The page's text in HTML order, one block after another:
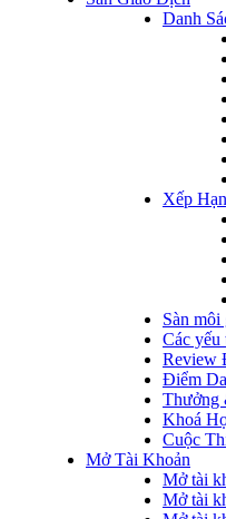
Danh
Xếp
Sàn
Các yếu
Review
Điểm
Thưởng
Khoá
Cuộc
Mở Tài Khoản
Mở tài
Mở tài